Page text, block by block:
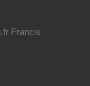
Francis